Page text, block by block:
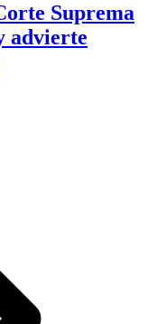
Suprema
advierte